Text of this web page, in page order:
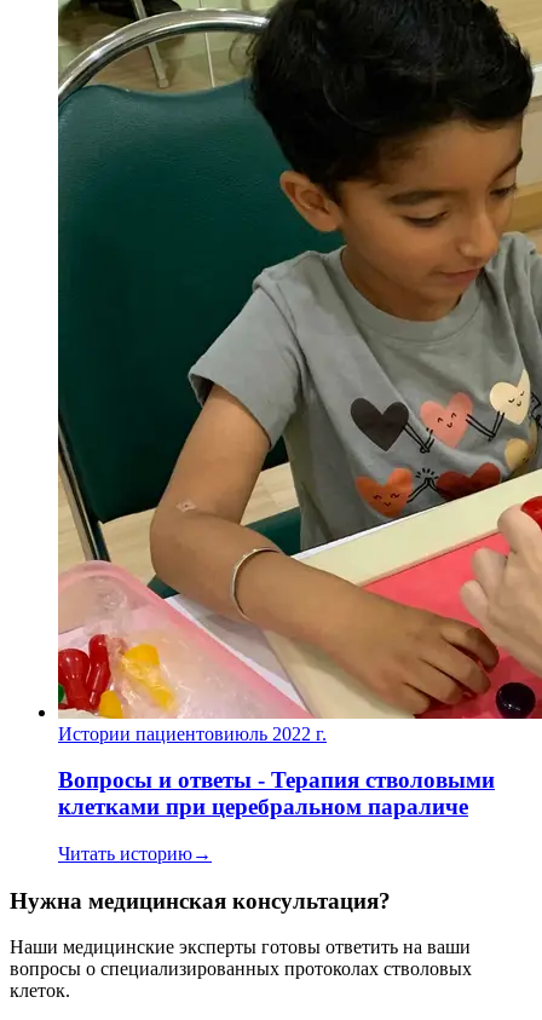
Истории пациентовиюль 2022 г.
Вопросы и ответы - Терапия стволовыми
клетками при церебральном параличе
Читать историю→
Нужна медицинская консультация?
Наши медицинские эксперты готовы ответить на ваши
вопросы о специализированных протоколах стволовых
клеток.